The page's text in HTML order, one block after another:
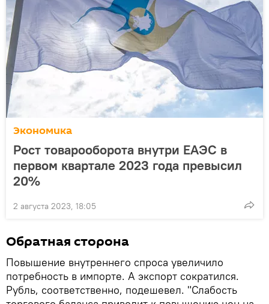
Экономика
Рост товарооборота внутри ЕАЭС в
первом квартале 2023 года превысил
20%
2 августа 2023, 18:05
Обратная сторона
Повышение внутреннего спроса увеличило
потребность в импорте. А экспорт сократился.
Рубль, соответственно, подешевел. "Слабость